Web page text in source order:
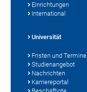
Einrichtungen
International
Universität
Fristen und Termine
Studienangebot
Nachrichten
Karriereportal